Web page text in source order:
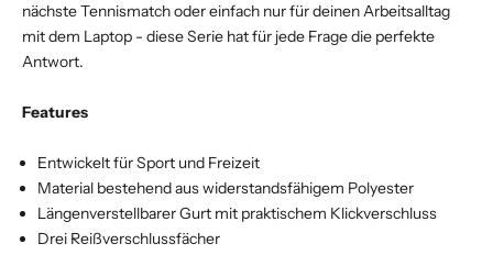
nächste Tennismatch oder einfach nur für deinen Arbeitsalltag
mit dem Laptop - diese Serie hat für jede Frage die perfekte
Antwort.
Features
Entwickelt für Sport und Freizeit
Material bestehend aus widerstandsfähigem Polyester
Längenverstellbarer Gurt mit praktischem Klickverschluss
Drei Reißverschlussfächer